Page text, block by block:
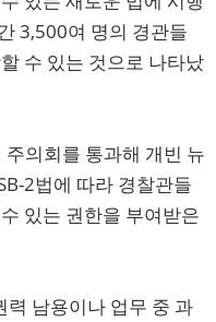
3,500여 명의 경관들
수 있는 것으로 나타났
의회를 통과해 개빈 뉴
2법에 따라 경찰관들
있는 권한을 부여받은
력 남용이나 업무 중 과